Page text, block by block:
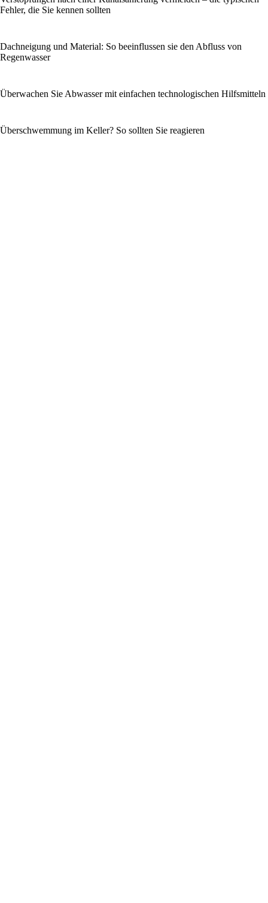
Fehler, die Sie kennen sollten
Dachneigung und Material: So beeinflussen sie den Abfluss von
Regenwasser
Überwachen Sie Abwasser mit einfachen technologischen Hilfsmitteln
Überschwemmung im Keller? So sollten Sie reagieren